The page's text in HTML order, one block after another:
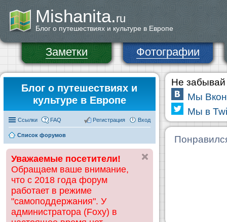
Mishanita.ru
Блог о путешествиях и культуре в Европе
Заметки Фотографии
Блог о путешествиях и
культуре в Европе
Ссылки FAQ Вход
Регистрация
Список форумов
Уважаемые посетители!
Обращаем ваше внимание,
что с 2018 года форум
работает в режиме
"самоподдержания". У
администратора (Foxy) в
Не забывай
Мы
Мы в